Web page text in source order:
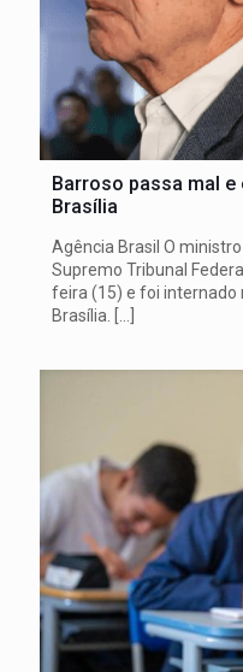
Barroso passa mal
Brasília
Agência Brasil O
Supremo Tribunal
feira (15) e foi internado
Brasília. […]